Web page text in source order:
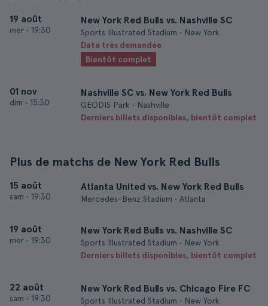
19 août
mer • 19:30
New York Red Bulls vs. Nashville SC
Sports Illustrated Stadium • New York
Date très demandée
Bientôt complet
01 nov
dim • 15:30
Nashville SC vs. New York Red Bulls
GEODIS Park • Nashville
Derniers billets disponibles, bientôt complet
Plus de matchs de New York Red Bulls
15 août
sam • 19:30
Atlanta United vs. New York Red Bulls
Mercedes-Benz Stadium • Atlanta
19 août
mer • 19:30
New York Red Bulls vs. Nashville SC
Sports Illustrated Stadium • New York
Derniers billets disponibles, bientôt complet
22 août
sam • 19:30
New York Red Bulls vs. Chicago Fire FC
Sports Illustrated Stadium • New York